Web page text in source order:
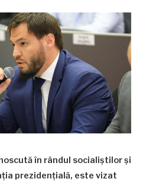
în rândul socialiștilor și
prezidențială, este vizat